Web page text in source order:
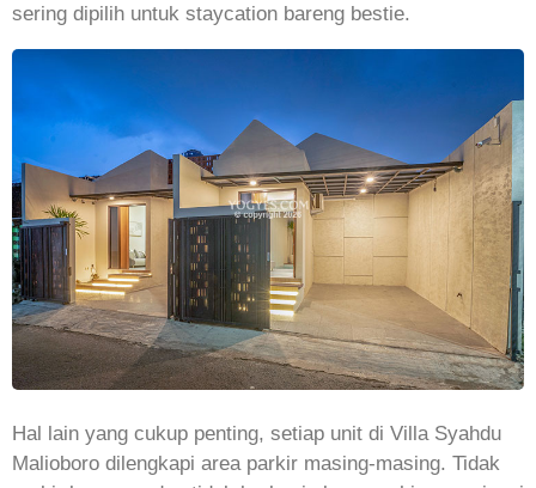
sering dipilih untuk staycation bareng bestie.
Hal lain yang cukup penting, setiap unit di Villa Syahdu
Malioboro dilengkapi area parkir masing-masing. Tidak